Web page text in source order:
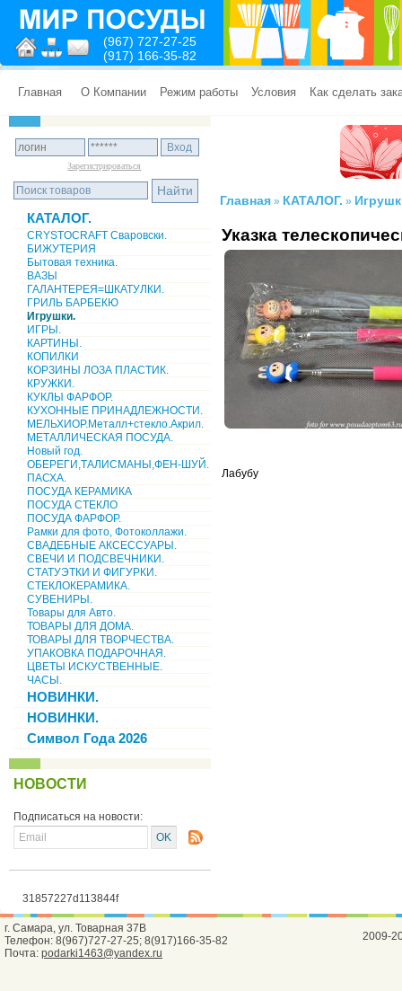
(967) 727-27-25
(917) 166-35-82
Главная О Компании Режим работы Условия Как сделать
Зарегистрироваться
КАТАЛОГ.
CRYSTOCRAFT Сваровски.
БИЖУТЕРИЯ
Бытовая техника.
ВАЗЫ
ГАЛАНТЕРЕЯ=ШКАТУЛКИ.
ГРИЛЬ БАРБЕКЮ
Игрушки.
ИГРЫ.
КАРТИНЫ.
КОПИЛКИ
КОРЗИНЫ ЛОЗА ПЛАСТИК.
КРУЖКИ.
КУКЛЫ ФАРФОР.
КУХОННЫЕ ПРИНАДЛЕЖНОСТИ.
МЕЛЬХИОР.Металл+стекло.Акрил.
МЕТАЛЛИЧЕСКАЯ ПОСУДА.
Новый год.
ОБЕРЕГИ,ТАЛИСМАНЫ,ФЕН-ШУЙ.
ПАСХА.
ПОСУДА КЕРАМИКА
ПОСУДА СТЕКЛО
ПОСУДА ФАРФОР.
Рамки для фото, Фотоколлажи.
СВАДЕБНЫЕ АКСЕССУАРЫ.
СВЕЧИ И ПОДСВЕЧНИКИ.
СТАТУЭТКИ И ФИГУРКИ.
СТЕКЛОКЕРАМИКА.
СУВЕНИРЫ.
Товары для Авто.
ТОВАРЫ ДЛЯ ДОМА.
ТОВАРЫ ДЛЯ ТВОРЧЕСТВА.
УПАКОВКА ПОДАРОЧНАЯ.
ЦВЕТЫ ИСКУСТВЕННЫЕ.
ЧАСЫ.
НОВИНКИ.
НОВИНКИ.
Символ Года 2026
НОВОСТИ
Подписаться на новости:
31857227d113844f
Главная » КАТАЛОГ. »
Указка
Лабубу
г. Самара, ул. Товарная 37В
Телефон: 8(967)727-27-25; 8(917)166-35-82
Почта: podarki1463@yandex.ru
2009-